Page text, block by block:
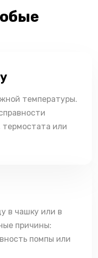
температуры.
термостата или
в чашку или в
причины:
помпы или